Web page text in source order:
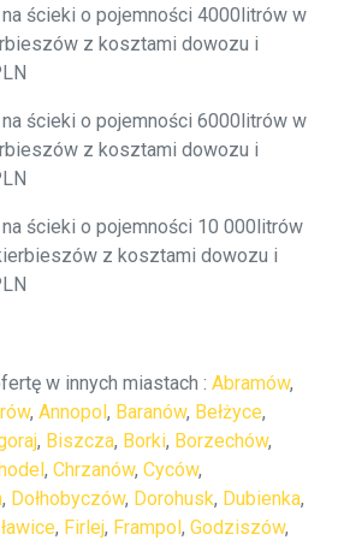
ścieki o pojemności 4000litrów w
z kosztami dowozu i
ścieki o pojemności 6000litrów w
z kosztami dowozu i
ścieki o pojemności 10 000litrów
z kosztami dowozu i
w innych miastach : Abramów,
, Annopol, Baranów, Bełżyce,
, Biszcza, Borki, Borzechów,
, Chrzanów, Cyców,
, Dołhobyczów, Dorohusk, Dubienka,
, Firlej, Frampol, Godziszów,